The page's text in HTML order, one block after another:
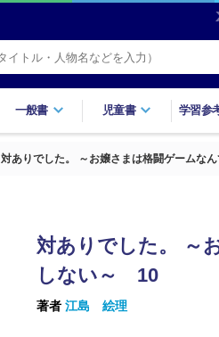
一般書 児童書 学習参
対ありでした。 ～お嬢さまは格闘ゲームな
対ありでした。 ～
しない～ 10
著者 江島 絵理